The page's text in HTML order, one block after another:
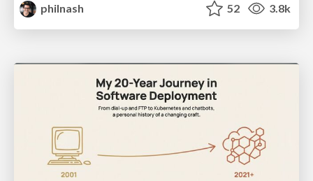
philnash 52 3.8k